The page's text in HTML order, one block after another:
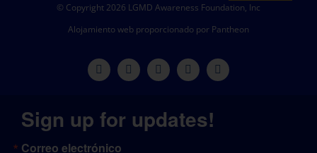
© Copyright 2026 LGMD Awareness Foundation, Inc
Alojamiento web proporcionado por Pantheon
Sign up for updates!
Correo electrónico